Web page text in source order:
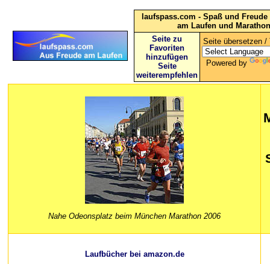
laufspass.com - Spaß und
am Laufen und Marathon
Seite zu
Favoriten
hinzufügen
Seite
weiterempfehlen
Seite übersetzen /
Powered by
Nahe Odeonsplatz beim München Marathon 2006
Laufbücher bei amazon.de